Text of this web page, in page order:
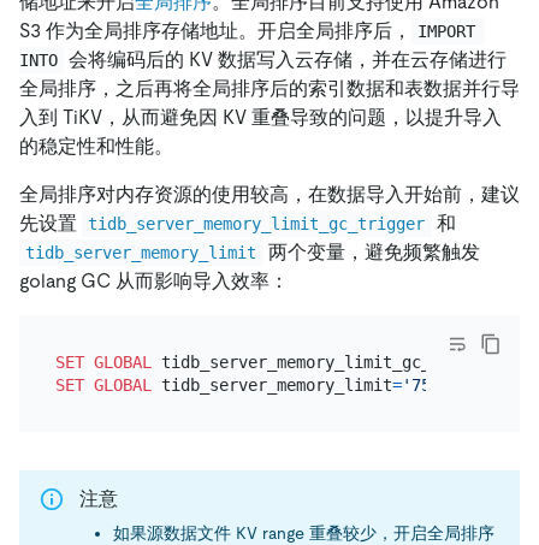
S3 作为全局排序存储地址。开启全局排序后，
IMPORT
INTO 会将编码后的 KV 数据写入云存储，并在云存储进行
全局排序，之后再将全局排序后的索引数据和表数据并行导
入到 TiKV，从而避免因 KV 重叠导致的问题，以提升导入
的稳定性和性能。
全局排序对内存资源的使用较高，在数据导入开始前，建议
先设置
tidb_server_memory_limit_gc_trigger 和
tidb_server_memory_limit
两个变量，避免频繁触发
golang GC 从而影响导入效率：
SET GLOBAL tidb_server_memory_limit_gc_trigger
SET GLOBAL tidb_server_memory_limit='75%'
注意
如果源数据文件 KV range 重叠较少，开启全局排序